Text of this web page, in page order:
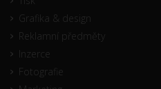
Grafika & design
Reklamní předměty
Inzerce
Fotografie